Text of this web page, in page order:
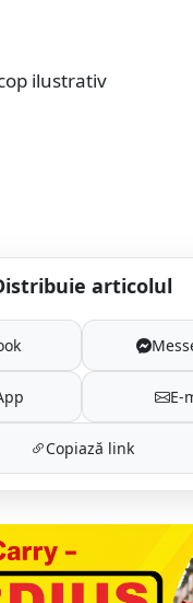
ilustrativ
articolul
E-
Copiază link